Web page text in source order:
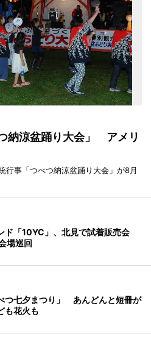
納涼盆踊り大会」 アメリ
行事「つべつ納涼盆踊り大会」が8月
ド「10YC」、北見で試着販売会
場巡回
つ七夕まつり」 あんどんと短冊が
も花火も